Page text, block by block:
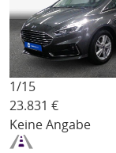
1/15
23.831 €
Keine Angabe